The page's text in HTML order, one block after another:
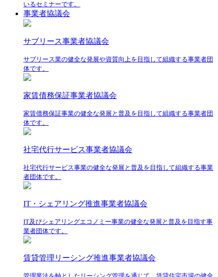
いるセミナーです。
事業者協議会
サブリース事業者協議会
サブリース業の健全な発展や資質向上を目指して組織する事業者団
体です。
家賃債務保証事業者協議会
家賃債務保証事業の健全な発展と普及を目指して組織する事業者団
体です。
社宅代行サービス事業者協議会
社宅代行サービス事業の健全な発展と普及を目指して組織する事業
者団体です。
IT・シェアリング推進事業者協議会
IT及びシェアリングエコノミー事業の健全な発展と普及を目指す事
業者団体です。
賃貸管理リーシング推進事業者協議会